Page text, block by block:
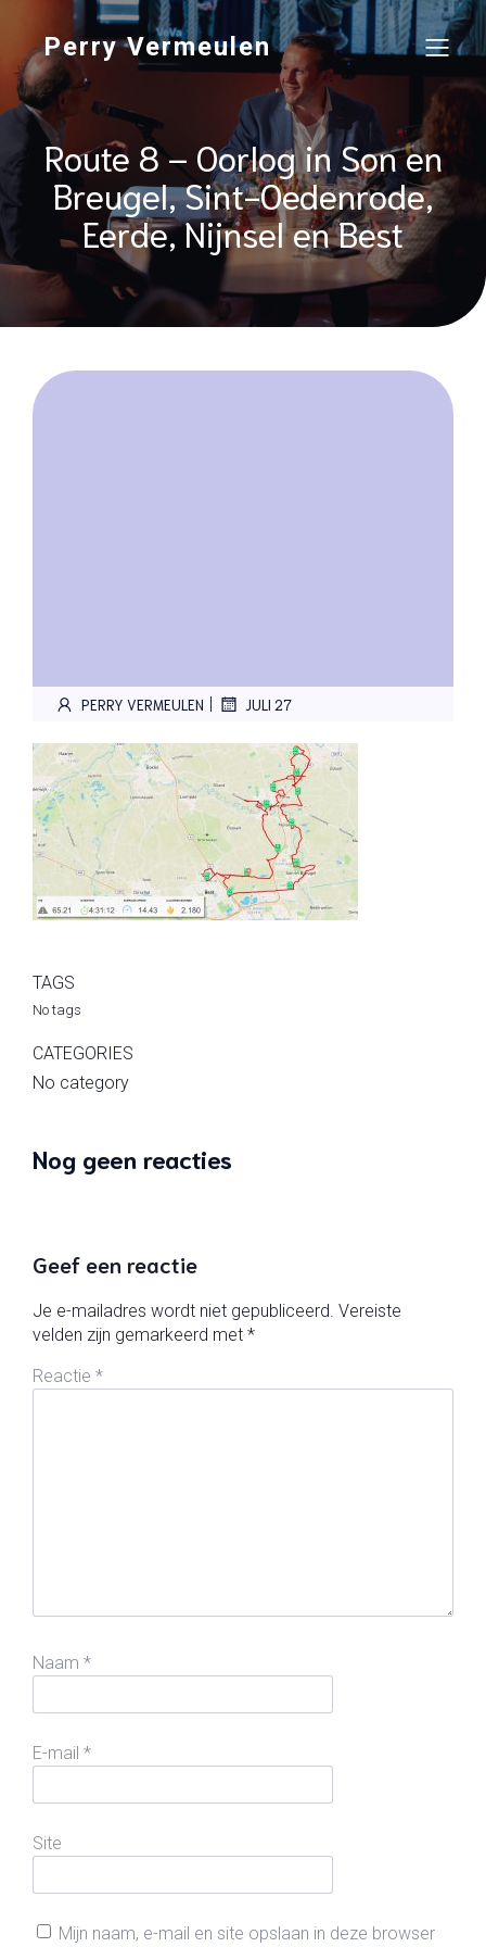
Perry Vermeulen
Route 8 – Oorlog in Son en
Breugel, Sint-Oedenrode,
Eerde, Nijnsel en Best
PERRY VERMEULEN | JULI 27
TAGS
No tags
CATEGORIES
No category
Nog geen reacties
Geef een reactie
Je e-mailadres wordt niet gepubliceerd. Vereiste
velden zijn gemarkeerd met *
Reactie *
Naam *
E-mail *
Site
Mijn naam, e-mail en site opslaan in deze browser